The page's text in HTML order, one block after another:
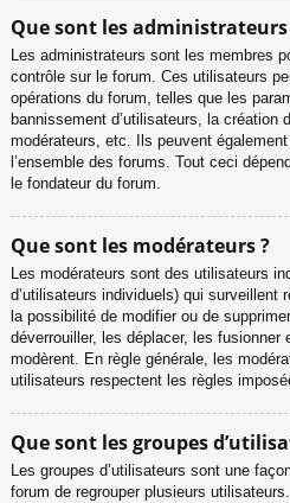
Que sont les administrateurs
Les administrateurs sont les membres
contrôle sur le forum. Ces utilisateurs
opérations du forum, telles que les
bannissement d’utilisateurs, la création
modérateurs, etc. Ils peuvent
l’ensemble des forums. Tout ceci
le fondateur du forum.
Que sont les modérateurs ?
Les modérateurs sont des utilisateurs
d’utilisateurs individuels) qui surveillent
la possibilité de modifier ou de
déverrouiller, les déplacer, les fusionner
modèrent. En règle générale, les
utilisateurs respectent les règles
Que sont les groupes
Les groupes d’utilisateurs sont une
forum de regrouper plusieurs